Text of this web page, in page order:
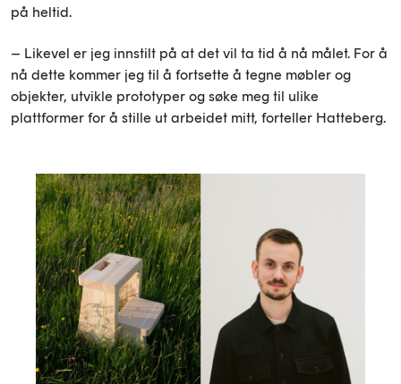
på heltid.
– Likevel er jeg innstilt på at det vil ta tid å nå målet. For å
nå dette kommer jeg til å fortsette å tegne møbler og
objekter, utvikle prototyper og søke meg til ulike
plattformer for å stille ut arbeidet mitt, forteller Hatteberg.